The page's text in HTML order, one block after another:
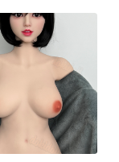
価
格
は
た。
の
価
格
す。